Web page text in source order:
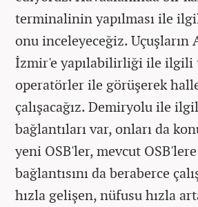
terminalinin yapılması ile
onu inceleyeceğiz. Uçuşların
İzmir'e yapılabilirliği ile ilgili
operatörler ile görüşerek
çalışacağız. Demiryolu ile
bağlantıları var, onları da
yeni OSB'ler, mevcut
bağlantısını da beraberce
hızla gelişen, nüfusu hızla